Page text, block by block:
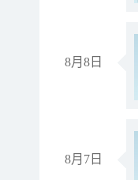
8月8日
8月7日